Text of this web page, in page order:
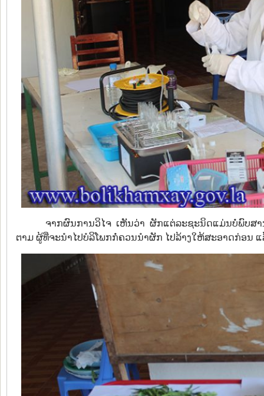
ຈາກຜົນການວິໄຈ ເຫັນວ່າ ຜັກແຕ່ລະຊະນິດແມ່ນບໍ່ພົບສ
ຕາມ ຜູ້ທີ່ຈະນຳໄປບໍລິໂພກກໍ່ຄວນນຳຜັກ ໄປລ້າງໃຫ້ສະອາດກ່ອນ ແ